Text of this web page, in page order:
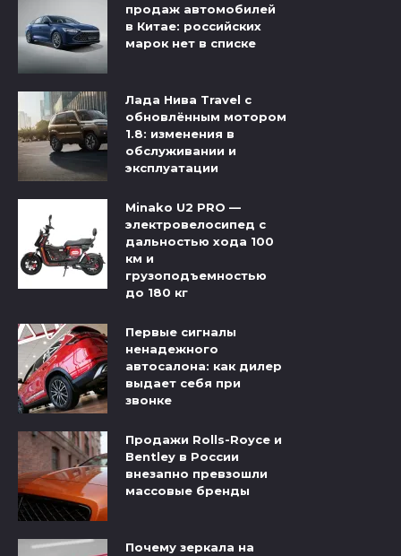
продаж автомобилей
в Китае: российских
марок нет в списке
Лада Нива Travel с
обновлённым мотором
1.8: изменения в
обслуживании и
эксплуатации
Minako U2 PRO —
электровелосипед с
дальностью хода 100
км и
грузоподъемностью
до 180 кг
Первые сигналы
ненадежного
автосалона: как дилер
выдает себя при
звонке
Продажи Rolls-Royce и
Bentley в России
внезапно превзошли
массовые бренды
Почему зеркала на